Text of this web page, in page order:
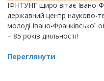
ІФНТУНГ щиро вітає Івано-
державний центр науково-
молоді Івано-
– 85 років діяльності!
Переглянути